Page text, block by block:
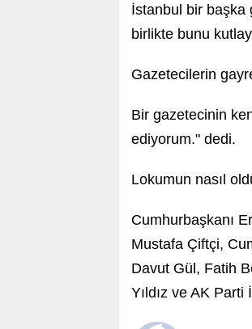
İstanbul bir başka
birlikte bunu
Gazetecilerin
Bir gazetecinin
ediyorum." dedi.
Lokumun nasıl
Cumhurbaşkanı
Mustafa Çiftçi,
Davut Gül, Fatih
Yıldız ve AK